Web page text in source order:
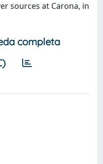
sources at Carona, in
completa